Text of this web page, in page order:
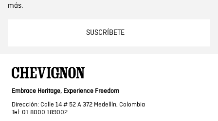
más.
SUSCRÍBETE
Embrace Heritage, Experience Freedom
Dirección: Calle 14 # 52 A 372 Medellín, Colombia
Tel: 01 8000 189002